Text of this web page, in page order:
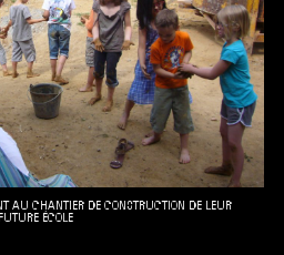
AU CHANTIER DE CONSTRUCTION DE LEUR
FUTURE ÉCOLE